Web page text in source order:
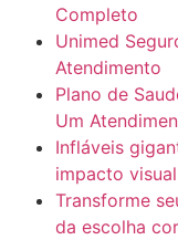
Completo
Unimed
Atendimento
Plano de
Um
Infláveis
impacto visual
Transforme
da escolha